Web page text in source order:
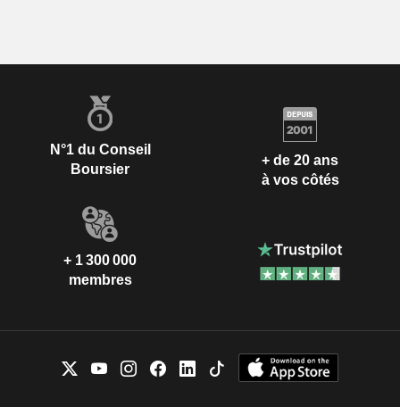
N°1 du Conseil
Boursier
+ de 20 ans
à vos côtés
+ 1 300 000
membres